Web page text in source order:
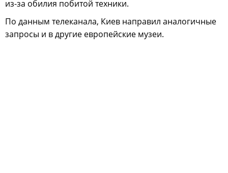
из-за обилия побитой техники.
По данным телеканала, Киев направил аналогичные
запросы и в другие европейские музеи.